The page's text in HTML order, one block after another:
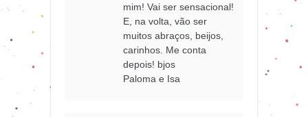
mim! Vai ser sensacional!
E, na volta, vão ser
muitos abraços, beijos,
carinhos. Me conta
depois! bjos
Paloma e Isa